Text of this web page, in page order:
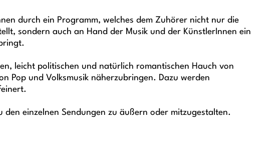
durch ein Programm, welches dem Zuhörer nicht nur die
sondern auch an Hand der Musik und der KünstlerInnen ein
leicht politischen und natürlich romantischen Hauch von
Pop und Volksmusik näherzubringen. Dazu werden
einzelnen Sendungen zu äußern oder mitzugestalten.